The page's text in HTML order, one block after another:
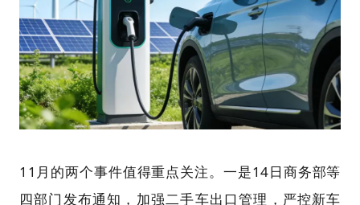
11月的两个事件值得重点关注。一是14日商务部等
四部门发布通知，加强二手车出口管理，严控新车